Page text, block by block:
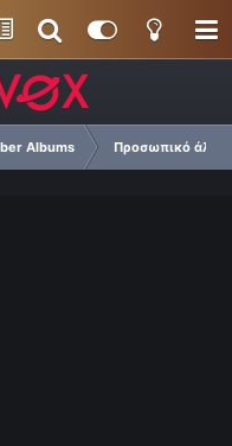
Albums Προσωπικό